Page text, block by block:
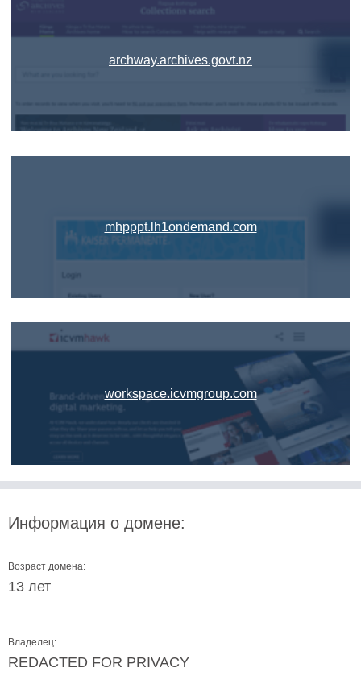
archway.archives.govt.nz
mhpppt.lh1ondemand.com
workspace.icvmgroup.com
Информация о домене:
Возраст домена:
13 лет
Владелец:
REDACTED FOR PRIVACY